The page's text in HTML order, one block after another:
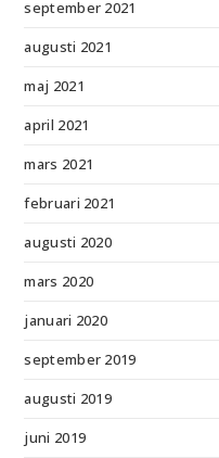
september 2021
augusti 2021
maj 2021
april 2021
mars 2021
februari 2021
augusti 2020
mars 2020
januari 2020
september 2019
augusti 2019
juni 2019